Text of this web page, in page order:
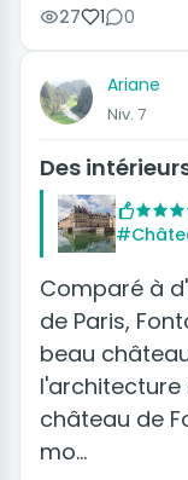
27 1 0
Ariane
Niv. 7
Des
Comparé à
de Paris,
beau
l'architecture
château de
mo…